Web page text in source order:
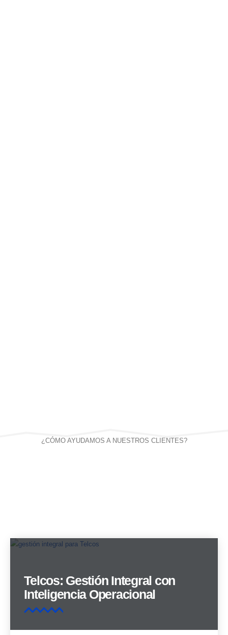
¿CÓMO AYUDAMOS A NUESTROS CLIENTES?
Telcos: Gestión Integral con
Inteligencia Operacional